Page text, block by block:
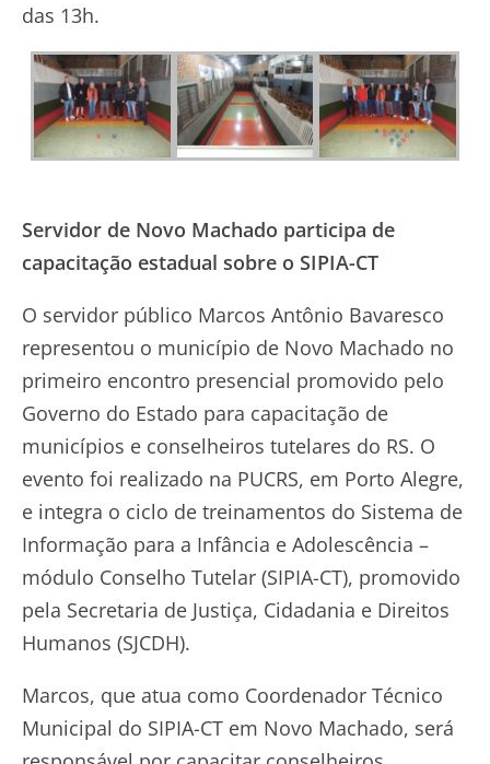
das 13h.
Servidor de Novo Machado participa de
capacitação estadual sobre o SIPIA-CT
O servidor público Marcos Antônio Bavaresco
representou o município de Novo Machado no
primeiro encontro presencial promovido pelo
Governo do Estado para capacitação de
municípios e conselheiros tutelares do RS. O
evento foi realizado na PUCRS, em Porto Alegre,
e integra o ciclo de treinamentos do Sistema de
Informação para a Infância e Adolescência –
módulo Conselho Tutelar (SIPIA-CT), promovido
pela Secretaria de Justiça, Cidadania e Direitos
Humanos (SJCDH).
Marcos, que atua como Coordenador Técnico
Municipal do SIPIA-CT em Novo Machado, será